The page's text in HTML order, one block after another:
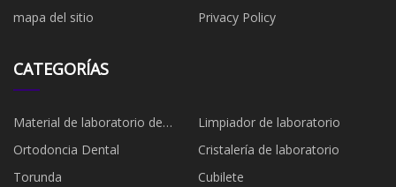
mapa del sitio
Privacy Policy
CATEGORÍAS
Material de laboratorio de
plástico
Limpiador de laboratorio
Ortodoncia Dental
Cristalería de laboratorio
Torunda
Cubilete